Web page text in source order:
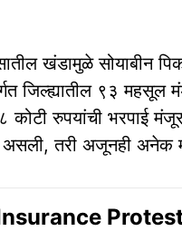
खंडामुळे सोयाबीन
जिल्ह्यातील ९३ महसूल
कोटी रुपयांची भरपाई
असली, तरी अजूनही अनेक
Protest: